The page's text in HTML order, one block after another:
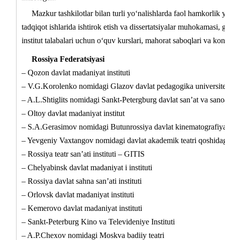
Mazkur tashkilotlar bilan turli yo‘nalishlarda faol hamkorlik
tadqiqot ishlarida ishtirok etish va dissertatsiyalar
institut talabalari uchun o‘quv kurslari, mahorat saboqlari va
Rossiya Federatsiyasi
– Qozon davlat madaniyat instituti
– V.G.Korolenko nomidagi Glazov davlat pedagogika
– A.L.Shtiglits nomidagi Sankt-Petergburg davlat san’at va
– Oltoy davlat madaniyat institut
– S.A.Gerasimov nomidagi Butunrossiya davlat
– Yevgeniy Vaxtangov nomidagi davlat akademik teatri
– Rossiya teatr san’ati instituti – GITIS
– Chelyabinsk davlat madaniyat i instituti
– Rossiya davlat sahna san’ati instituti
– Orlovsk davlat madaniyat instituti
– Kemerovo davlat madaniyat instituti
– Sankt-Peterburg Kino va Televideniye Instituti
– A.P.Chexov nomidagi Moskva badiiy teatri